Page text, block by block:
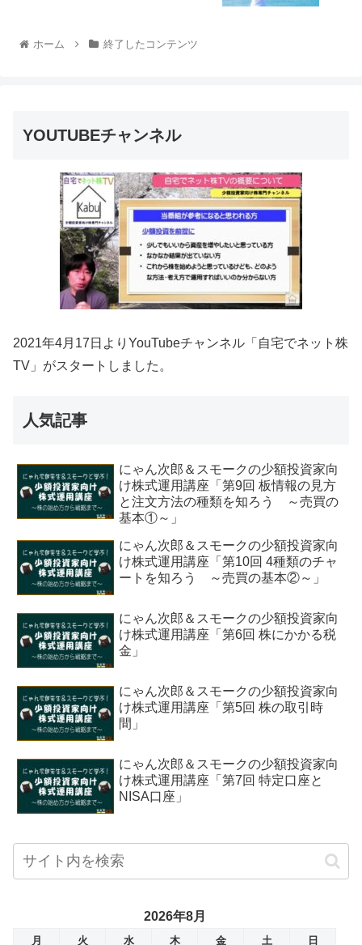
ホーム 終了したコンテンツ
YOUTUBEチャンネル
2021年4月17日よりYouTubeチャンネル「自宅でネット株
TV」がスタートしました。
人気記事
にゃん次郎＆スモークの少額投資家向
け株式運用講座「第9回 板情報の見方
と注文方法の種類を知ろう ～売買の
基本①～」
にゃん次郎＆スモークの少額投資家向
け株式運用講座「第10回 4種類のチャ
ートを知ろう ～売買の基本②～」
にゃん次郎＆スモークの少額投資家向
け株式運用講座「第6回 株にかかる税
金」
にゃん次郎＆スモークの少額投資家向
け株式運用講座「第5回 株の取引時
間」
にゃん次郎＆スモークの少額投資家向
け株式運用講座「第7回 特定口座と
NISA口座」
2026年8月
月 火 水 木 金 土
日